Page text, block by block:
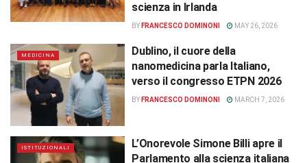
scienza in Irlanda
BY FRANCESCO DOMINONI MAY 26, 2026
MEDICINA
Dublino, il cuore della
nanomedicina parla Italiano,
verso il congresso ETPN 2026
BY FRANCESCO DOMINONI MARCH 7, 2026
ISTITUZIONALI
L’Onorevole Simone Billi apre il
Parlamento alla scienza italiana